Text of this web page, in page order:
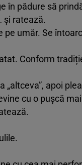
în pădure să
și ratează.
umăr. Se
Conform
apoi
cu o pușcă